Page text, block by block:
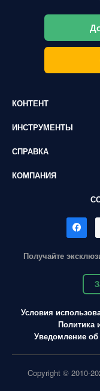
КОНТЕНТ
ИНСТРУМЕНТЫ
СПРАВКА
КОМПАНИЯ
Получайте
Условия
Политика
Уведомление об
Copyright © 2010-